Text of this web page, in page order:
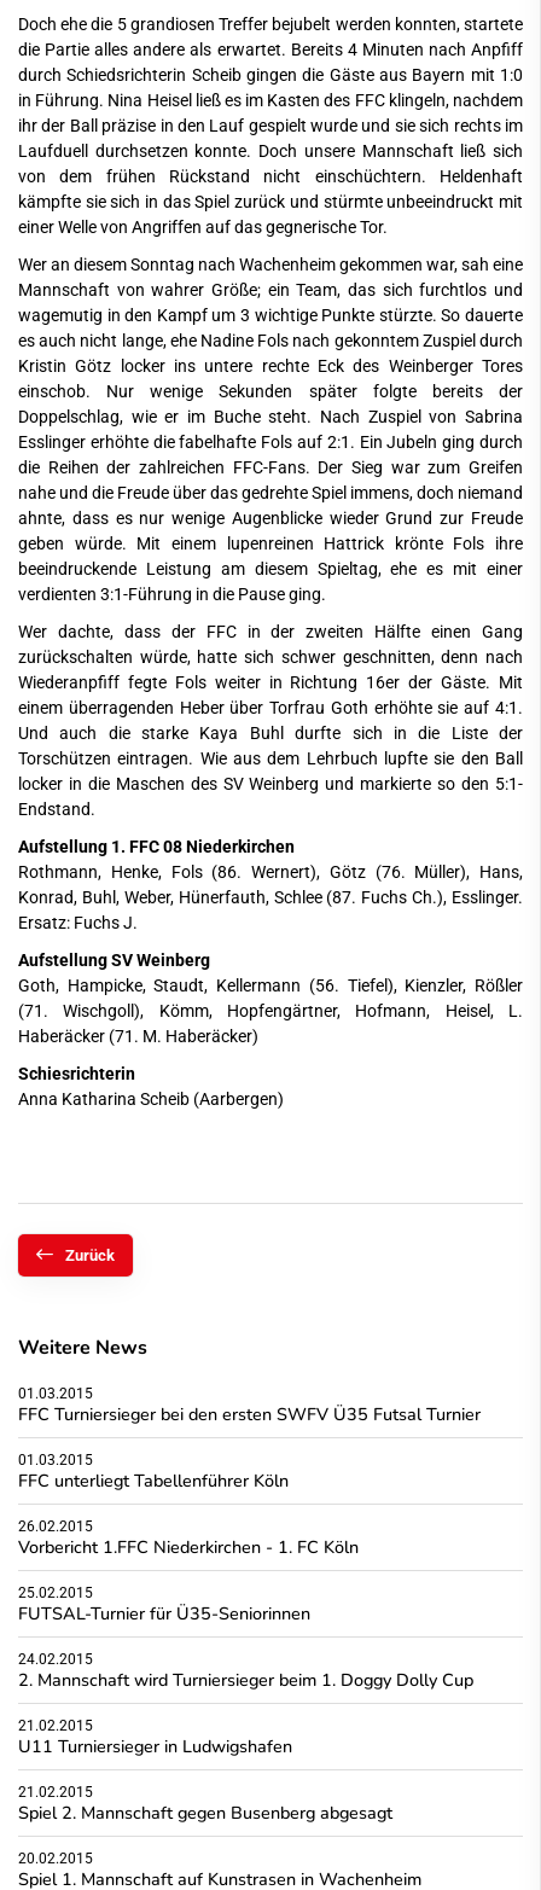
Doch ehe die 5 grandiosen Treffer bejubelt werden konnten, startete
die Partie alles andere als erwartet. Bereits 4 Minuten nach Anpfiff
durch Schiedsrichterin Scheib gingen die Gäste aus Bayern mit 1:0
in Führung. Nina Heisel ließ es im Kasten des FFC klingeln, nachdem
ihr der Ball präzise in den Lauf gespielt wurde und sie sich rechts im
Laufduell durchsetzen konnte. Doch unsere Mannschaft ließ sich
von dem frühen Rückstand nicht einschüchtern. Heldenhaft
kämpfte sie sich in das Spiel zurück und stürmte unbeeindruckt mit
einer Welle von Angriffen auf das gegnerische Tor.
Wer an diesem Sonntag nach Wachenheim gekommen war, sah eine
Mannschaft von wahrer Größe; ein Team, das sich furchtlos und
wagemutig in den Kampf um 3 wichtige Punkte stürzte. So dauerte
es auch nicht lange, ehe Nadine Fols nach gekonntem Zuspiel durch
Kristin Götz locker ins untere rechte Eck des Weinberger Tores
einschob. Nur wenige Sekunden später folgte bereits der
Doppelschlag, wie er im Buche steht. Nach Zuspiel von Sabrina
Esslinger erhöhte die fabelhafte Fols auf 2:1. Ein Jubeln ging durch
die Reihen der zahlreichen FFC-Fans. Der Sieg war zum Greifen
nahe und die Freude über das gedrehte Spiel immens, doch niemand
ahnte, dass es nur wenige Augenblicke wieder Grund zur Freude
geben würde. Mit einem lupenreinen Hattrick krönte Fols ihre
beeindruckende Leistung am diesem Spieltag, ehe es mit einer
verdienten 3:1-Führung in die Pause ging.
Wer dachte, dass der FFC in der zweiten Hälfte einen Gang
zurückschalten würde, hatte sich schwer geschnitten, denn nach
Wiederanpfiff fegte Fols weiter in Richtung 16er der Gäste. Mit
einem überragenden Heber über Torfrau Goth erhöhte sie auf 4:1.
Und auch die starke Kaya Buhl durfte sich in die Liste der
Torschützen eintragen. Wie aus dem Lehrbuch lupfte sie den Ball
locker in die Maschen des SV Weinberg und markierte so den 5:1-
Endstand.
Aufstellung 1. FFC 08 Niederkirchen
Rothmann, Henke, Fols (86. Wernert), Götz (76. Müller), Hans,
Konrad, Buhl, Weber, Hünerfauth, Schlee (87. Fuchs Ch.), Esslinger.
Ersatz: Fuchs J.
Aufstellung SV Weinberg
Goth, Hampicke, Staudt, Kellermann (56. Tiefel), Kienzler, Rößler
(71. Wischgoll), Kömm, Hopfengärtner, Hofmann, Heisel, L.
Haberäcker (71. M. Haberäcker)
Schiesrichterin
Anna Katharina Scheib (Aarbergen)
Zurück
Weitere News
01.03.2015
FFC Turniersieger bei den ersten SWFV Ü35 Futsal Turnier
01.03.2015
FFC unterliegt Tabellenführer Köln
26.02.2015
Vorbericht 1.FFC Niederkirchen - 1. FC Köln
25.02.2015
FUTSAL-Turnier für Ü35-Seniorinnen
24.02.2015
2. Mannschaft wird Turniersieger beim 1. Doggy Dolly Cup
21.02.2015
U11 Turniersieger in Ludwigshafen
21.02.2015
Spiel 2. Mannschaft gegen Busenberg abgesagt
20.02.2015
Spiel 1. Mannschaft auf Kunstrasen in Wachenheim